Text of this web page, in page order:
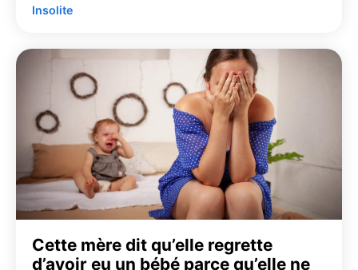
Insolite
Cette mère dit qu’elle regrette
d’avoir eu un bébé parce qu’elle ne